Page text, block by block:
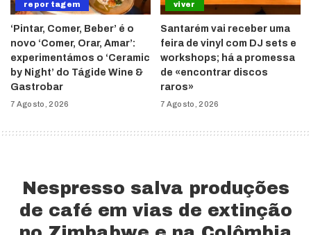
reportagem
‘Pintar, Comer, Beber’ é o
novo ‘Comer, Orar, Amar’:
experimentámos o ‘Ceramic
by Night’ do Tágide Wine &
Gastrobar
7 Agosto, 2026
viver
Santarém vai receber uma
feira de vinyl com DJ sets e
workshops; há a promessa
de «encontrar discos
raros»
7 Agosto, 2026
Nespresso salva produções
de café em vias de extinção